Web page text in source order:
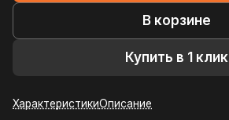
В корзине
Купить в 1 клик
ХарактеристикиОписание